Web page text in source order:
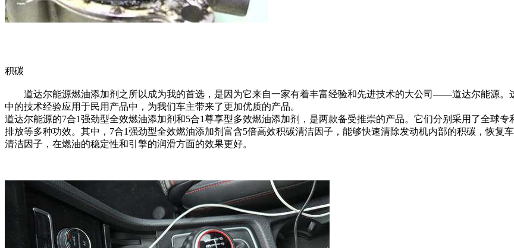
积碳
道达尔能源燃油添加剂之所以成为我的首选，是因为它来自一家有着丰富经验和先进技术的大公司——道达尔能源。
中的技术经验应用于民用产品中，为我们车主带来了更加优质的产品。
道达尔能源的7合1强劲型全效燃油添加剂和5合1尊享型多效燃油添加剂，是两款备受推崇的产品。它们分别采用了全球
排放等多种功效。其中，7合1强劲型全效燃油添加剂富含5倍高效积碳清洁因子，能够快速清除发动机内部的积碳，恢复
清洁因子，在燃油的稳定性和引擎的润滑方面的效果更好。